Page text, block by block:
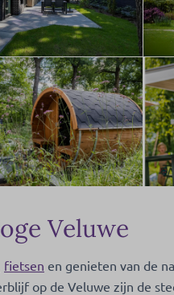
Veluwe
fietsen en genieten van de
op de Veluwe zijn de